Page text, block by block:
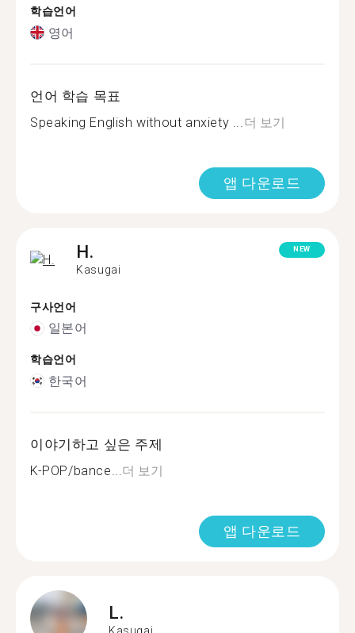
학습언어
영어
언어 학습 목표
Speaking English without anxiety ... 더 보기
앱 다운로드
H.
Kasugai
NEW
구사언어
일본어
학습언어
한국어
이야기하고 싶은 주제
K-POP/bance... 더 보기
앱 다운로드
L.